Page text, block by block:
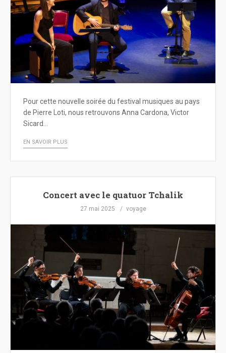
Pour cette nouvelle soirée du festival musiques au pays
de Pierre Loti, nous retrouvons Anna Cardona, Victor
Sicard…
EN SAVOIR PLUS
Concert avec le quatuor Tchalik
27 mai 2025 voyage